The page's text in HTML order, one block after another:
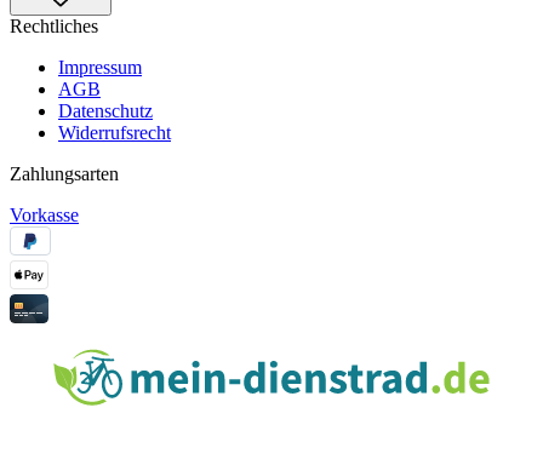
Rechtliches
Impressum
AGB
Datenschutz
Widerrufsrecht
Zahlungsarten
Vorkasse